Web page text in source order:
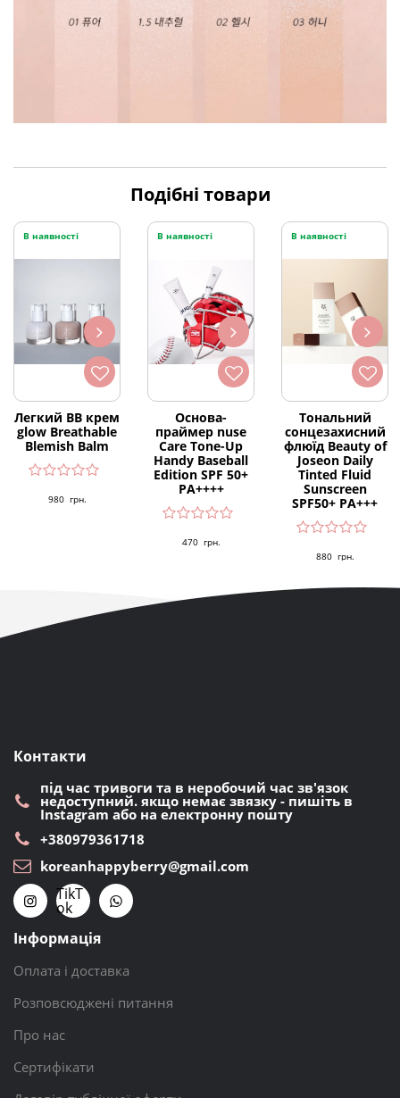
Подібні товари
В наявності
Легкий ВВ крем
glow Breathable
Blemish Balm
980 грн.
В наявності
Основа-
праймер nuse
Care Tone-Up
Handy Baseball
Edition SPF 50+
PA++++
470 грн.
В наявності
Тональний
сонцезахисний
флюїд Beauty of
Joseon Daily
Tinted Fluid
Sunscreen
SPF50+ PA+++
880 грн.
Контакти
під час тривоги та в неробочий час зв'язок
недоступний. якщо немає звязку - пишіть в
Instagram або на електронну пошту
+380979361718
koreanhappyberry@gmail.com
TikT
ok
Інформація
Оплата і доставка
Розповсюджені питання
Про нас
Сертифікати